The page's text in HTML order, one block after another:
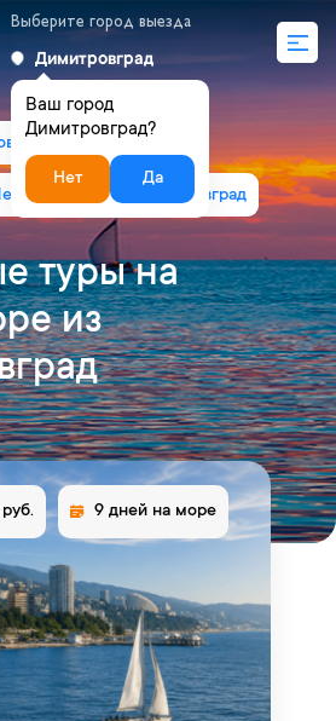
Выберите город выезда
Димитровград
Ваш город
Димитровград?
Нет Да
море из г.Димитровград
туры на
из
9 дней на море